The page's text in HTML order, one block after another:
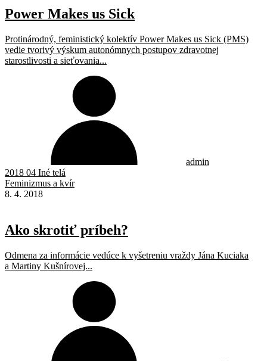
Power Makes us Sick
Protinárodný, feministický kolektív Power Makes us Sick (PMS)
vedie tvorivý výskum autonómnych postupov zdravotnej
starostlivosti a sieťovania...
admin
2018 04 Iné telá
Feminizmus a kvír
8. 4. 2018
Ako skrotiť príbeh?
Odmena za informácie vedúce k vyšetreniu vraždy Jána Kuciaka
a Martiny Kušnírovej...